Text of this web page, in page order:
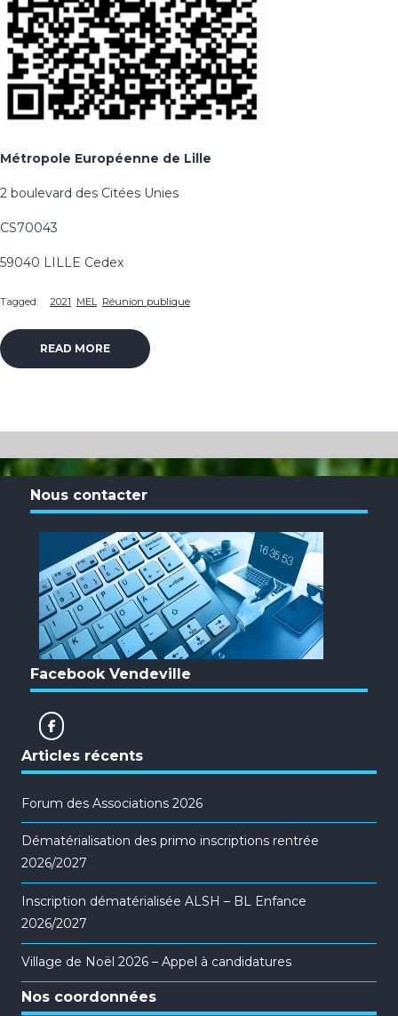
Métropole Européenne de Lille
2 boulevard des Citées Unies
CS70043
59040 LILLE Cedex
Tagged: 2021 MEL Réunion publique
READ MORE
Nous contacter
Facebook Vendeville
Articles récents
Forum des Associations 2026
Dématérialisation des primo inscriptions rentrée
2026/2027
Inscription dématérialisée ALSH – BL Enfance
2026/2027
Village de Noël 2026 – Appel à candidatures
Nos coordonnées